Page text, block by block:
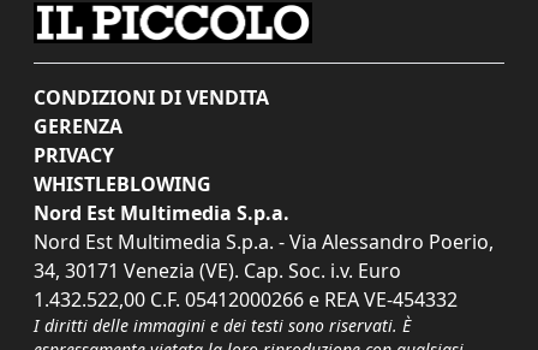
CONDIZIONI DI VENDITA
GERENZA
PRIVACY
WHISTLEBLOWING
Nord Est Multimedia S.p.a.
Nord Est Multimedia S.p.a. - Via Alessandro Poerio,
34, 30171 Venezia (VE). Cap. Soc. i.v. Euro
1.432.522,00 C.F. 05412000266 e REA VE-454332
I diritti delle immagini e dei testi sono riservati. È